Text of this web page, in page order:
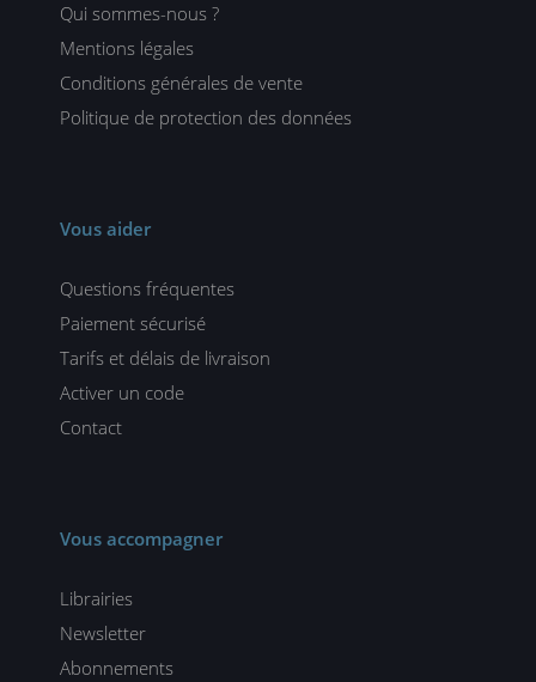
Qui sommes-nous ?
Mentions légales
Conditions générales de vente
Politique de protection des données
Vous aider
Questions fréquentes
Paiement sécurisé
Tarifs et délais de livraison
Activer un code
Contact
Vous accompagner
Librairies
Newsletter
Abonnements